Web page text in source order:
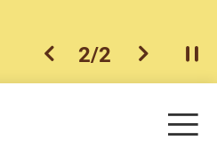
上一个
2/2 下一个开
目